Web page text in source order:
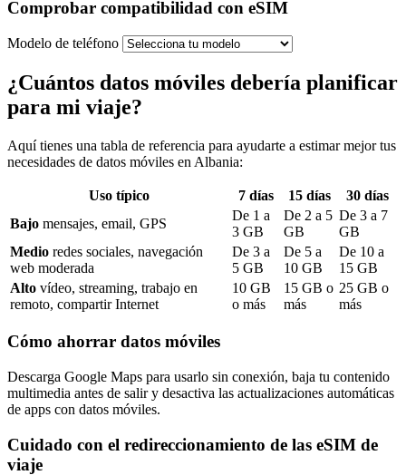
Comprobar compatibilidad con eSIM
Modelo de teléfono
¿Cuántos datos móviles debería planificar
para mi viaje?
Aquí tienes una tabla de referencia para ayudarte a estimar mejor tus
necesidades de datos móviles en Albania:
Uso típico 7 días 15 días 30 días
Bajo mensajes, email, GPS
De 1 a
3 GB
De 2 a 5
GB
De 3 a 7
GB
Medio redes sociales, navegación
web moderada
De 3 a
5 GB
De 5 a
10 GB
De 10 a
15 GB
Alto vídeo, streaming, trabajo en
remoto, compartir Internet
10 GB
o más
15 GB o
más
25 GB o
más
Cómo ahorrar datos móviles
Descarga Google Maps para usarlo sin conexión, baja tu contenido
multimedia antes de salir y desactiva las actualizaciones automáticas
de apps con datos móviles.
Cuidado con el redireccionamiento de las eSIM de
viaje